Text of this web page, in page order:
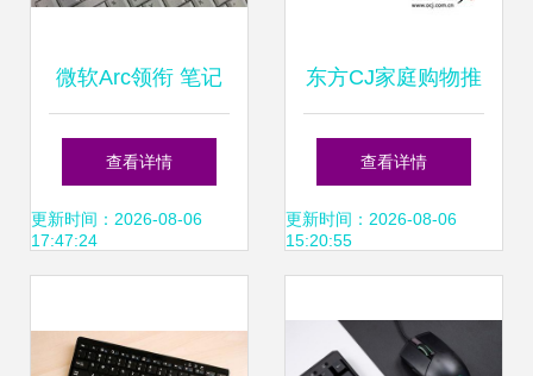
微软Arc领衔 笔记
本电脑周边外设精
品推荐
查看详情
更新时间：2026-08-06
17:47:24
东方CJ家庭购物推
荐 希捷GoFlex 2.5
寸320G移动硬盘，
全之选
查看详情
更新时间：2026-08-06
15:20:55